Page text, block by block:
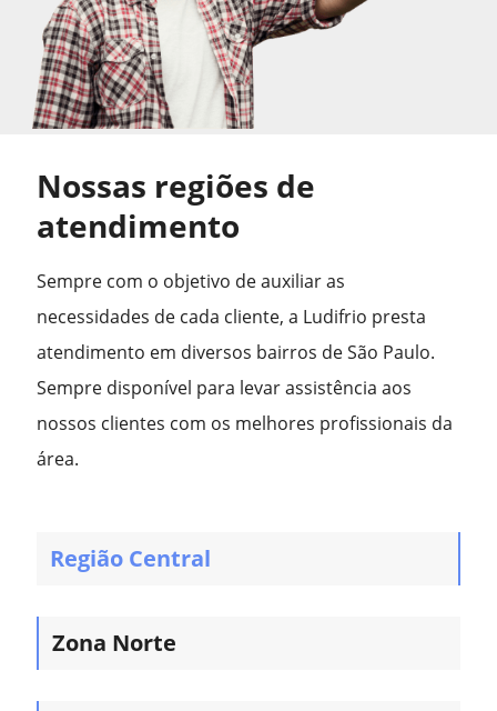
Nossas regiões de
atendimento
Sempre com o objetivo de auxiliar as
necessidades de cada cliente, a Ludifrio presta
atendimento em diversos bairros de São Paulo.
Sempre disponível para levar assistência aos
nossos clientes com os melhores profissionais da
área.
Região Central
Zona Norte